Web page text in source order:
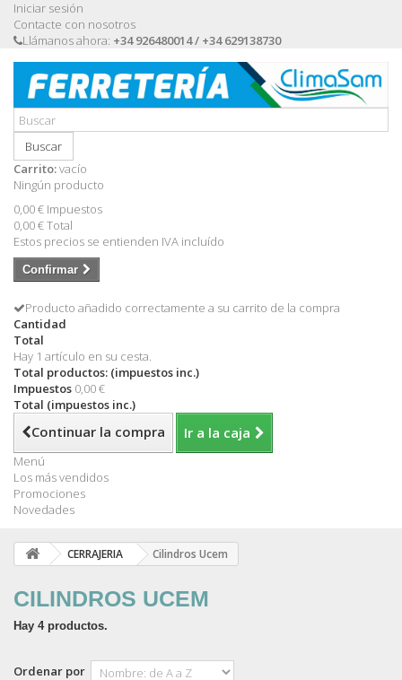
Iniciar sesión
Contacte con nosotros
Llámanos ahora: +34 926480014 / +34 629138730
Buscar
Carrito:vacío
Ningún producto
0,00 € Impuestos
0,00 €Total
Estos precios se entienden IVA incluído
Confirmar
Producto añadido correctamente a su carrito de la compra
Cantidad
Total
Hay 1 artículo en su cesta.
Total productos: (impuestos inc.)
Impuestos 0,00 €
Total (impuestos inc.)
Continuar la compra Ir a la caja
Menú
Los más vendidos
Promociones
Novedades
CERRAJERIA Cilindros Ucem
CILINDROS UCEM
Hay 4 productos.
Ordenar por